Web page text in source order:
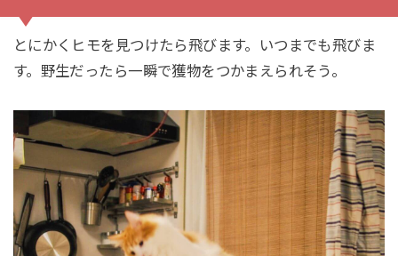
とにかくヒモを見つけたら飛びます。いつまでも飛びま
す。野生だったら一瞬で獲物をつかまえられそう。